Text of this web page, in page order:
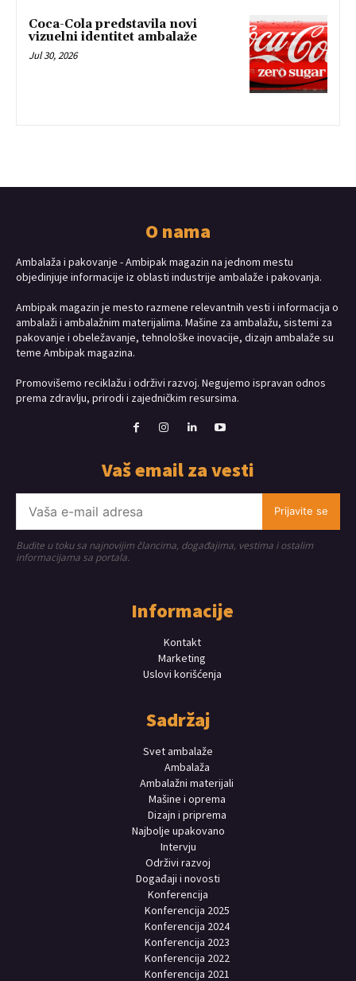
Coca-Cola predstavila novi
vizuelni identitet ambalaže
Jul 30, 2026
O nama
Ambalaža i pakovanje - Ambipak magazin na jednom mestu
objedinjuje informacije iz oblasti industrije ambalaže i pakovanja.
Ambipak magazin je mesto razmene relevantnih vesti i informacija o
ambalaži i ambalažnim materijalima. Mašine za ambalažu, sistemi za
pakovanje i obeležavanje, tehnološke inovacije, dizajn ambalaže su
teme Ambipak magazina.
Promovišemo reciklažu i održivi razvoj. Negujemo ispravan odnos
prema zdravlju, prirodi i zajedničkim resursima.
Vaš email za vesti
Prijavite se
Budite u toku sa najnovijim člancima, događajima, vestima i ostalim
informacijama sa portala.
Informacije
Kontakt
Marketing
Uslovi korišćenja
Sadržaj
Svet ambalaže
Ambalaža
Ambalažni materijali
Mašine i oprema
Dizajn i priprema
Najbolje upakovano
Intervju
Održivi razvoj
Događaji i novosti
Konferencija
Konferencija 2025
Konferencija 2024
Konferencija 2023
Konferencija 2022
Konferencija 2021